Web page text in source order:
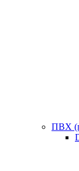
ПВХ